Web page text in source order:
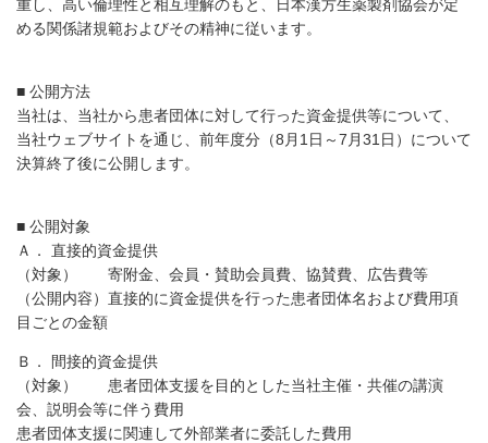
重し、高い倫理性と相互理解のもと、日本漢方生薬製剤協会が定
める関係諸規範およびその精神に従います。
■ 公開方法
当社は、当社から患者団体に対して行った資金提供等について、
当社ウェブサイトを通じ、前年度分（8月1日～7月31日）について
決算終了後に公開します。
■ 公開対象
Ａ． 直接的資金提供
（対象） 寄附金、会員・賛助会員費、協賛費、広告費等
（公開内容）直接的に資金提供を行った患者団体名および費用項
目ごとの金額
Ｂ． 間接的資金提供
（対象） 患者団体支援を目的とした当社主催・共催の講演
会、説明会等に伴う費用
患者団体支援に関連して外部業者に委託した費用